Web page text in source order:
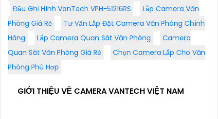
Đầu Ghi Hình VanTech VPH-51216RS
Lắp Camera Văn
Phòng Giá Rẻ
Tư Vấn Lắp Đặt Camera Văn Phòng Chính
Hãng
Lắp Camera Quan Sát Văn Phòng
Camera
Quan Sát Văn Phòng Giá Rẻ
Chọn Camera Lắp Cho Văn
Phòng Phù Hợp
GIỚI THIỆU VỀ CAMERA VANTECH VIỆT NAM